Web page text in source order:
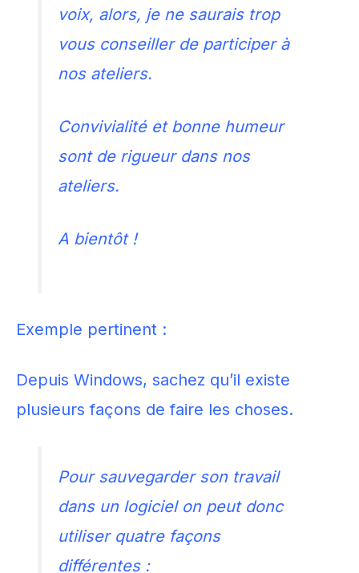
voix, alors, je ne saurais trop
vous conseiller de participer à
nos ateliers.
Convivialité et bonne humeur
sont de rigueur dans nos
ateliers.
A bientôt !
Exemple pertinent :
Depuis Windows, sachez qu’il existe
plusieurs façons de faire les choses.
Pour sauvegarder son travail
dans un logiciel on peut donc
utiliser quatre façons
différentes :